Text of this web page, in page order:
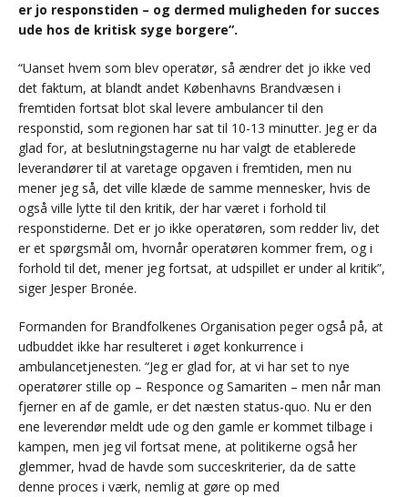
er jo responstiden – og dermed muligheden for succes
ude hos de kritisk syge borgere”.
“Uanset hvem som blev operatør, så ændrer det jo ikke ved
det faktum, at blandt andet Københavns Brandvæsen i
fremtiden fortsat blot skal levere ambulancer til den
responstid, som regionen har sat til 10-13 minutter. Jeg er da
glad for, at beslutningstagerne nu har valgt de etablerede
leverandører til at varetage opgaven i fremtiden, men nu
mener jeg så, det ville klæde de samme mennesker, hvis de
også ville lytte til den kritik, der har været i forhold til
responstiderne. Det er jo ikke operatøren, som redder liv, det
er et spørgsmål om, hvornår operatøren kommer frem, og i
forhold til det, mener jeg fortsat, at udspillet er under al kritik”,
siger Jesper Bronée.
Formanden for Brandfolkenes Organisation peger også på, at
udbuddet ikke har resulteret i øget konkurrence i
ambulancetjenesten. “Jeg er glad for, at vi har set to nye
operatører stille op – Responce og Samariten – men når man
fjerner en af de gamle, er det næsten status-quo. Nu er den
ene leverendør meldt ude og den gamle er kommet tilbage i
kampen, men jeg vil fortsat mene, at politikerne også her
glemmer, hvad de havde som succeskriterier, da de satte
denne proces i værk, nemlig at gøre op med